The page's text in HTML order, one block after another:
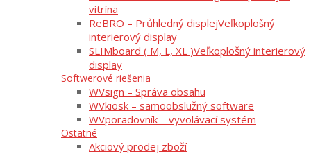
vitrína
ReBRO – Průhledný displejVeľkoplošný
interierový display
SLIMboard ( M, L, XL )Veľkoplošný interierový
display
Softwerové riešenia
WVsign – Správa obsahu
WVkiosk – samoobslužný software
WVporadovník – vyvolávací systém
Ostatné
Akciový prodej zboží